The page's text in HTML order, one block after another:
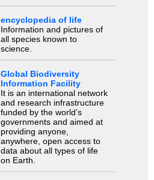
encyclopedia of life
Information and pictures of
all species known to
science.
Global Biodiversity
Information Facility
It is an international network
and research infrastructure
funded by the world’s
governments and aimed at
providing anyone,
anywhere, open access to
data about all types of life
on Earth.